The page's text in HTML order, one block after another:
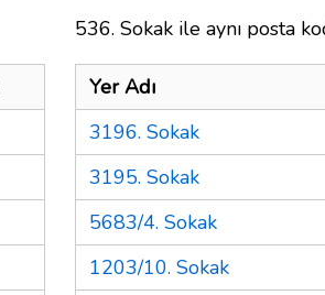
536. Sokak ile aynı posta
Yer Adı
3196. Sokak
3195. Sokak
5683/4. Sokak
1203/10. Sokak